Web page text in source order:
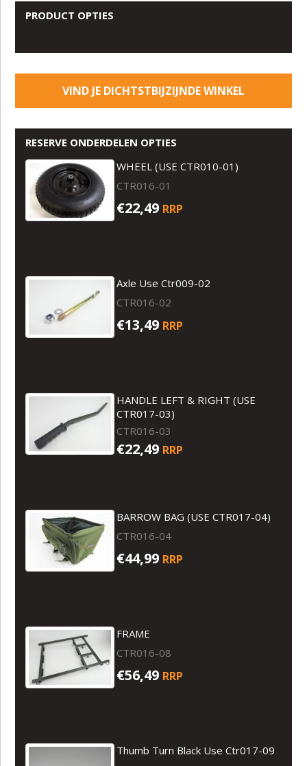
PRODUCT OPTIES
VIND JE DICHTSTBIJZIJNDE WINKEL
RESERVE ONDERDELEN OPTIES
WHEEL (USE CTR010-01)
CTR016-01
€22,49 RRP
Axle Use Ctr009-02
CTR016-02
€13,49 RRP
HANDLE LEFT & RIGHT (USE
CTR017-03)
CTR016-03
€22,49 RRP
BARROW BAG (USE CTR017-04)
CTR016-04
€44,99 RRP
FRAME
CTR016-08
€56,49 RRP
Thumb Turn Black Use Ctr017-09